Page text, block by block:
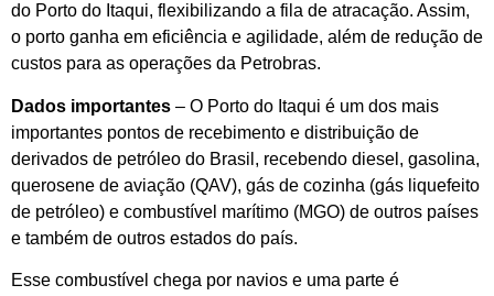
do Porto do Itaqui, flexibilizando a fila de atracação. Assim,
o porto ganha em eficiência e agilidade, além de redução de
custos para as operações da Petrobras.
Dados importantes – O Porto do Itaqui é um dos mais
importantes pontos de recebimento e distribuição de
derivados de petróleo do Brasil, recebendo diesel, gasolina,
querosene de aviação (QAV), gás de cozinha (gás liquefeito
de petróleo) e combustível marítimo (MGO) de outros países
e também de outros estados do país.
Esse combustível chega por navios e uma parte é